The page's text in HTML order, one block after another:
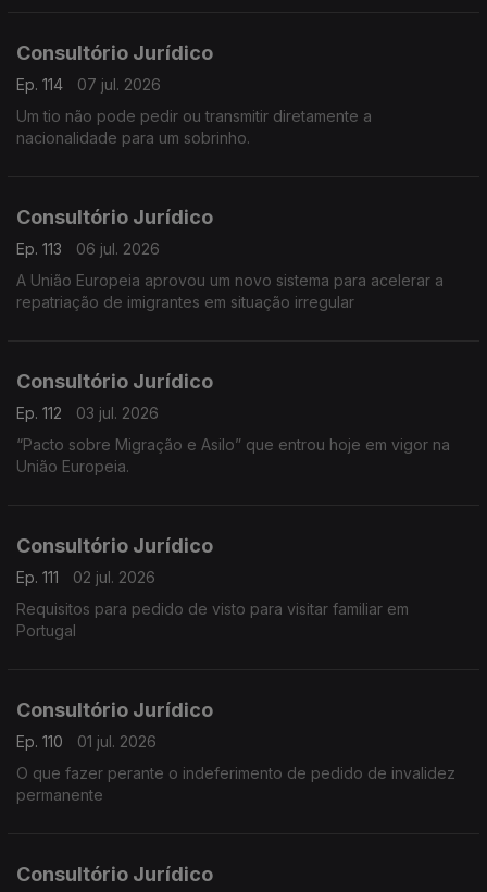
Consultório Jurídico
Ep. 114
07 jul. 2026
Um tio não pode pedir ou transmitir diretamente a
nacionalidade para um sobrinho.
Consultório Jurídico
Ep. 113
06 jul. 2026
A União Europeia aprovou um novo sistema para acelerar a
repatriação de imigrantes em situação irregular
Consultório Jurídico
Ep. 112
03 jul. 2026
“Pacto sobre Migração e Asilo” que entrou hoje em vigor na
União Europeia.
Consultório Jurídico
Ep. 111
02 jul. 2026
Requisitos para pedido de visto para visitar familiar em
Portugal
Consultório Jurídico
Ep. 110
01 jul. 2026
O que fazer perante o indeferimento de pedido de invalidez
permanente
Consultório Jurídico